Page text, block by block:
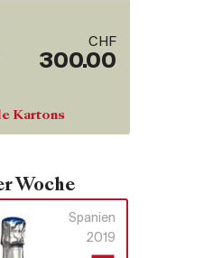
CHF
300.00
Kartons
Woche
Spanien
2019